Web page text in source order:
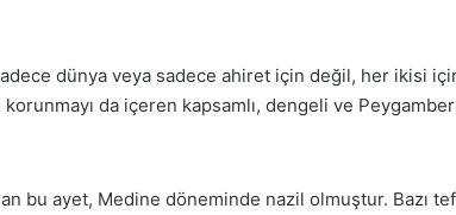
dünya veya sadece ahiret için değil, her ikisi
da içeren kapsamlı, dengeli ve
bu ayet, Medine döneminde nazil olmuştur. Bazı